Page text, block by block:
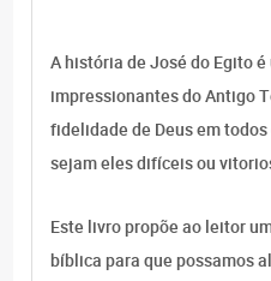
A história de José do Egito
impressionantes do Antigo
fidelidade de Deus em
sejam eles difíceis ou
Este livro propõe ao leitor
bíblica para que possamos